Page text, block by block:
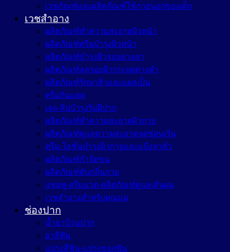
เวชภัณฑ์และผลิตภัณฑ์ใช้ภายนอกของเด็ก
เวชสำอาง
ผลิตภัณฑ์ทำความสะอาดผิวหน้า
ผลิตภัณฑ์ครีมบำรุงผิวหน้า
ผลิตภัณฑ์บำรุงผิวรอบดวงตา
ผลิตภัณฑ์ลดรอยฝ้ากระจุดด่างดำ
ผลิตภัณฑ์รักษาสิวและแผลเป็น
ครีมกันแดด
เจล-ลิปบำรุงริมฝีปาก
ผลิตภัณฑ์ทำความสะอาดผิวกาย
ผลิตภัณฑ์ดูแลความสะอาดจุดซ่อนเร้น
ครีม-โลชั่นบำรุงผิวกายและแป้งทาตัว
ผลิตภัณฑ์กำจัดขน
ผลิตภัณฑ์ดับกลิ่นกาย
แชมพู-ครีมนวด-ผลิตภัณฑ์ดูแลเส้นผม
เวชสำอางสำหรับคุณแม่
ช่องปาก
น้ำยาบ้วนปาก
ยาสีฟัน
แปรงสีฟัน-แปรงซอกฟัน